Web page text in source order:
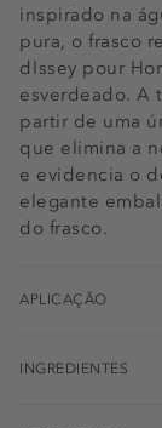
inspirado na
pura, o frasco
dIssey pour
esverdeado. A
partir de uma
que elimina a
e evidencia o
elegante
do frasco.
APLICAÇÃO
INGREDIENTES